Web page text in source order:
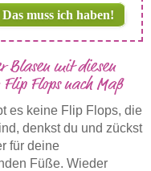
Das muss ich haben!
Blasen mit diesen
Flip Flops nach Maß
es keine Flip Flops, die
denkst du und zückst
für deine
Füße. Wieder